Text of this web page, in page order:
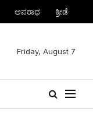
ಅಪರಾಧ ಕ್ರೀಡೆ
Friday, August 7